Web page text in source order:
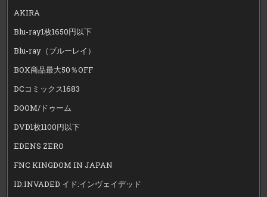
AKIRA
Blu-ray1枚1650円以下
Blu-ray（ブルーレイ）
BOX商品最大50％OFF
DCコミックス1683
DOOM/ドゥーム
DVD1枚1100円以下
EDENS ZERO
FNC KINGDOM IN JAPAN
ID:INVADED イド:インヴェイデッド